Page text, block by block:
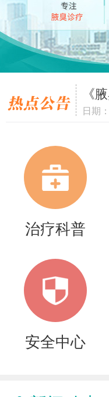
《
日期
治疗科普
安全中心